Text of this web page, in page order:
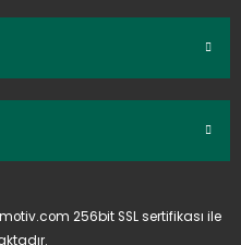
256bit SSL sertifikası ile